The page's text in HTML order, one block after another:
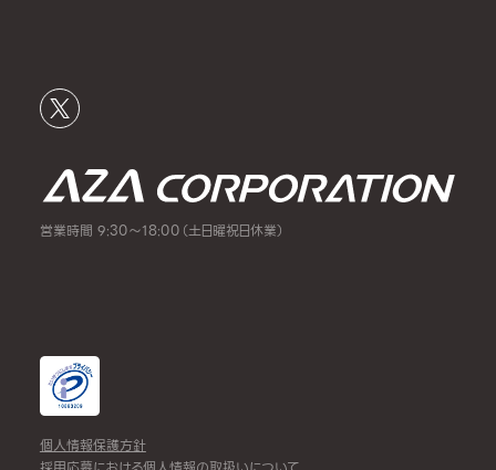
営業時間 9:30～18:00（土日曜祝日休業）
個人情報保護方針